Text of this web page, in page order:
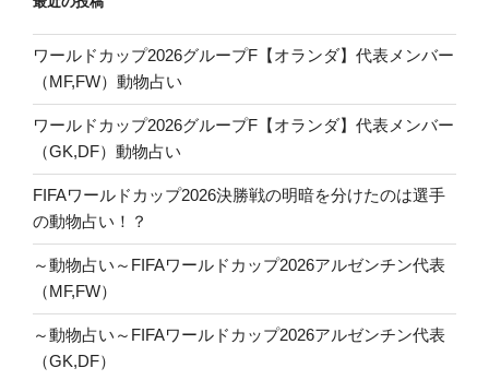
ワールドカップ2026グループF【オランダ】代表メンバー
（MF,FW）動物占い
ワールドカップ2026グループF【オランダ】代表メンバー
（GK,DF）動物占い
FIFAワールドカップ2026決勝戦の明暗を分けたのは選手
の動物占い！？
～動物占い～FIFAワールドカップ2026アルゼンチン代表
（MF,FW）
～動物占い～FIFAワールドカップ2026アルゼンチン代表
（GK,DF）